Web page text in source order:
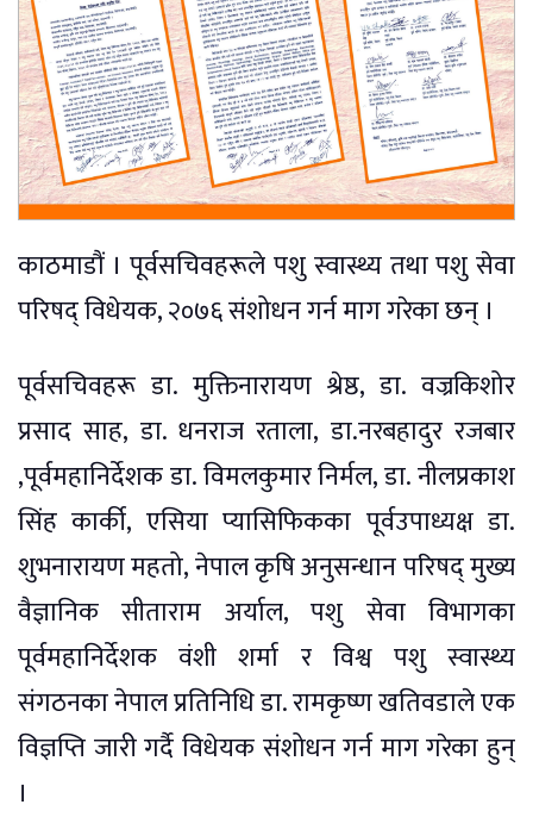
काठमाडौं । पूर्वसचिवहरूले पशु स्वास्थ्य तथा पशु सेवा
परिषद् विधेयक, २०७६ संशोधन गर्न माग गरेका छन् ।
पूर्वसचिवहरू डा. मुक्तिनारायण श्रेष्ठ, डा. वज्रकिशोर
प्रसाद साह, डा. धनराज रताला, डा.नरबहादुर रजबार
,पूर्वमहानिर्देशक डा. विमलकुमार निर्मल, डा. नीलप्रकाश
सिंह कार्की, एसिया प्यासिफिकका पूर्वउपाध्यक्ष डा.
शुभनारायण महतो, नेपाल कृषि अनुसन्धान परिषद् मुख्य
वैज्ञानिक सीताराम अर्याल, पशु सेवा विभागका
पूर्वमहानिर्देशक वंशी शर्मा र विश्व पशु स्वास्थ्य
संगठनका नेपाल प्रतिनिधि डा. रामकृष्ण खतिवडाले एक
विज्ञप्ति जारी गर्दै विधेयक संशोधन गर्न माग गरेका हुन्
।